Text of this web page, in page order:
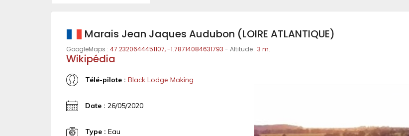
Marais Jean Jaques Audubon (LOIRE ATLANTIQUE)
GoogleMaps : 47.2320644451107, -1.78714084631793 - Altitude : 3 m.
Wikipédia
Télé-pilote : Black Lodge Making
Date : 26/05/2020
Type : Eau